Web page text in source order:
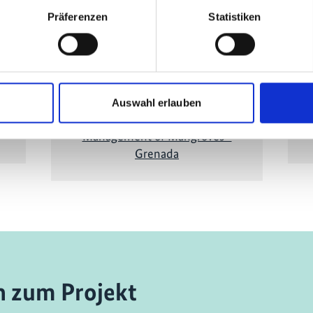
Präferenzen Statistiken
Auswahl erlauben
abgelehnt wurden. Klicken Siehier , um
die Cookies zu akzeptieren und das
Restoration and Community Co-
Management of Mangroves -
Grenada
zum Projekt